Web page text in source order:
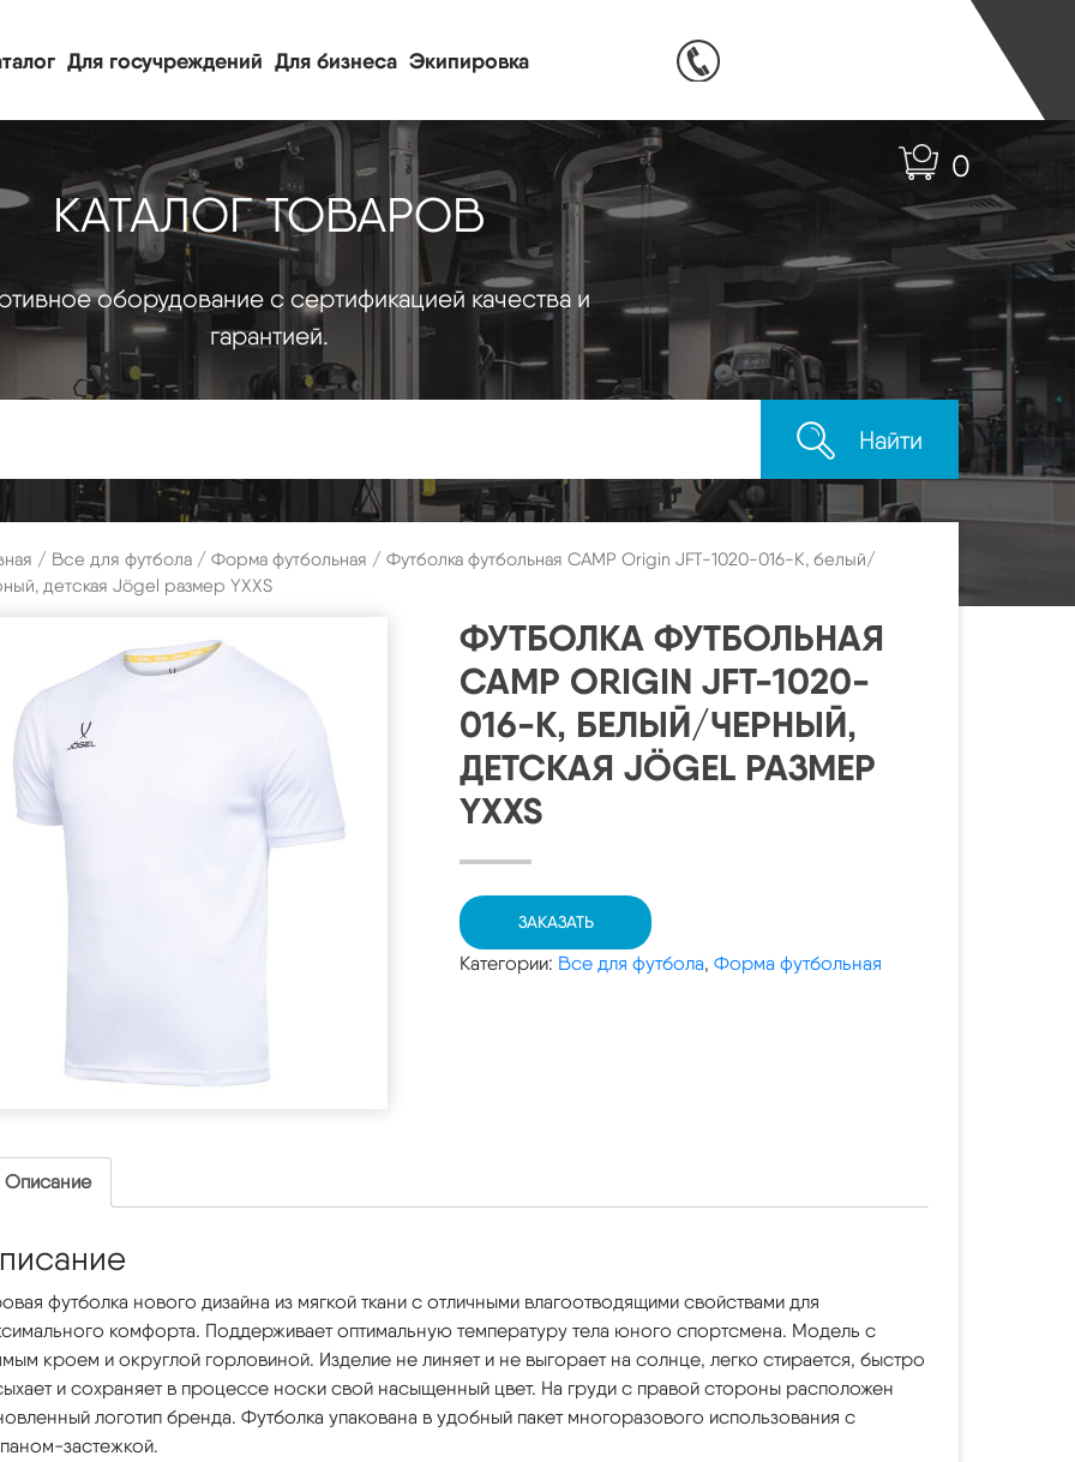
Для госучреждений Для бизнеса Экипировка
0
КАТАЛОГ ТОВАРОВ
оборудование с сертификацией качества и
гарантией.
Найти
/ Все для футбола / Форма футбольная / Футболка футбольная CAMP Origin JFT-1020-016-K, белый/
детская Jögel размер YXXS
ФУТБОЛКА ФУТБОЛЬНАЯ
CAMP ORIGIN JFT-1020-
016-K, БЕЛЫЙ/ЧЕРНЫЙ,
ДЕТСКАЯ JÖGEL РАЗМЕР
YXXS
ЗАКАЗАТЬ
Категории: Все для футбола, Форма футбольная
Описание
футболка нового дизайна из мягкой ткани с отличными влагоотводящими свойствами для
комфорта. Поддерживает оптимальную температуру тела юного спортсмена. Модель с
кроем и округлой горловиной. Изделие не линяет и не выгорает на солнце, легко стирается, быстро
и сохраняет в процессе носки свой насыщенный цвет. На груди с правой стороны расположен
логотип бренда. Футболка упакована в удобный пакет многоразового использования с
застежкой.